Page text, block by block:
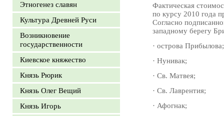
Этногенез славян
Культура Древней Руси
Возникновение
государственности
Киевское княжество
Князь Рюрик
Князь Олег Вещий
Князь Игорь
Фактическая
по курсу 2010 года
Согласно
западному берегу
· острова Прибылова;
· Нунивак;
· Св. Матвея;
· Св. Лаврентия;
· Афогнак;